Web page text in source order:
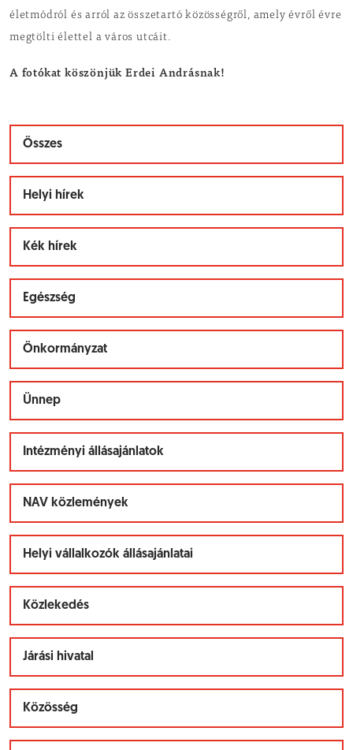
életmódról és arról az összetartó közösségről, amely évről évre
megtölti élettel a város utcáit.
A fotókat köszönjük Erdei Andrásnak!
Összes
Helyi hírek
Kék hírek
Egészség
Önkormányzat
Ünnep
Intézményi állásajánlatok
NAV közlemények
Helyi vállalkozók állásajánlatai
Közlekedés
Járási hivatal
Közösség